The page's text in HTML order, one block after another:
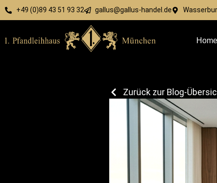
+49 (0)89 43 51 93 32 gallus@gallus-handel.de
Home
Zurück zur Blog-